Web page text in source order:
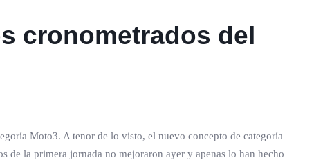
cronometrados del
Moto3. A tenor de lo visto, el nuevo concepto de categoría
de la primera jornada no mejoraron ayer y apenas lo han hecho